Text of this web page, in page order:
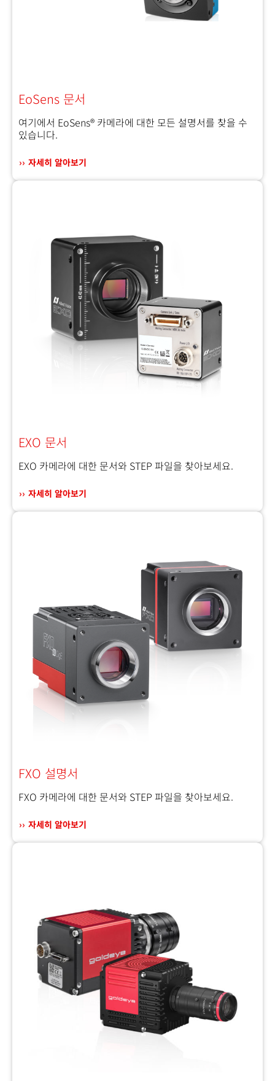
EoSens 문서
여기에서 EoSens® 카메라에 대한 모든 설명서를 찾을 수
있습니다.
자세히 알아보기
EXO 문서
EXO 카메라에 대한 문서와 STEP 파일을 찾아보세요.
자세히 알아보기
FXO 설명서
FXO 카메라에 대한 문서와 STEP 파일을 찾아보세요.
자세히 알아보기